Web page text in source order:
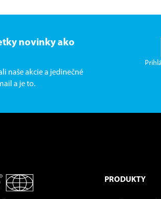
novinky ako
naše akcie a jedinečné
a je to.
PRODUKTY